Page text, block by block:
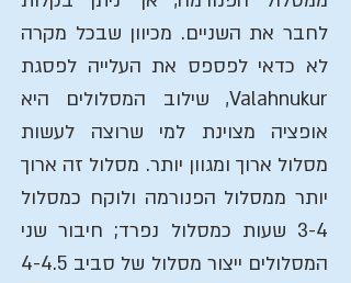
לחבר את השניים. מכיוון שבכל מקרה
לא כדאי לפספס את העלייה לפסגת
Valahnukur, שילוב המסלולים היא
אופציה מצוינת למי שרוצה לעשות
מסלול ארוך ומגוון יותר. מסלול זה ארוך
יותר ממסלול הפנורמה ולוקח כמסלול
3-4 שעות כמסלול נפרד; חיבור שני
המסלולים ייצור מסלול של סביב 4-4.5